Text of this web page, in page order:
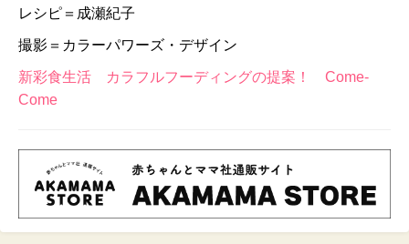
レシピ＝成瀬紀子
撮影＝カラーパワーズ・デザイン
新彩食生活 カラフルフーディングの提案！ Come-
Come